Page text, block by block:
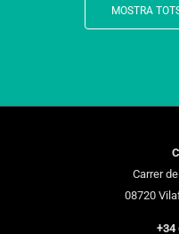
MOSTRA
Carrer
08720
+34